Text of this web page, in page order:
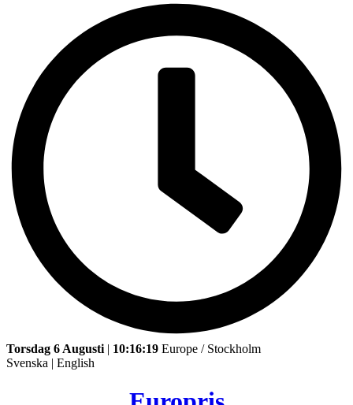
Torsdag 6 Augusti | 10:16:19 Europe / Stockholm
Svenska | English